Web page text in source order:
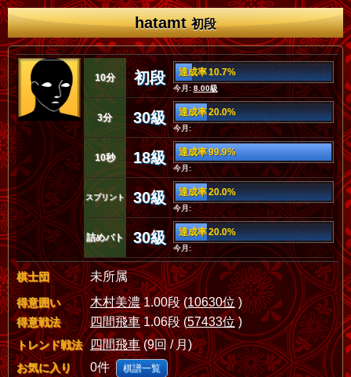
hatamt初段
10分 初段 達成率 10.7%
今月:8.00級
3分 30級 達成率 20.0%
今月:
10秒 18級 達成率 99.9%
今月:
スプリント 30級 達成率 20.0%
今月:
詰めバト 30級 達成率 20.0%
今月:
棋士団 未所属
得意囲い 木村美濃1.00段 (10630位)
得意戦法 四間飛車1.06段 (57433位)
トレンド戦法 四間飛車(9回 / 月)
お気に入り 0件 棋譜一覧